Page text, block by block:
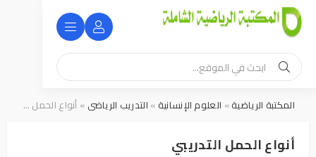
المكتبة الرياضية» العلوم الإنسانية » التدريب الرياضى » أنواع الحمل التدريبي
أنواع الحمل التدريبي